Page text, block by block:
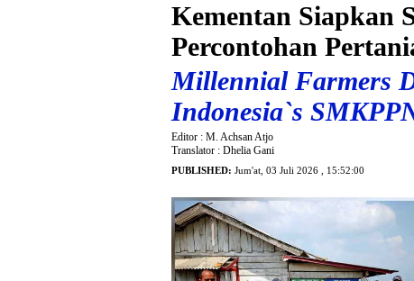
Kementan Siapkan
Percontohan
Millennial Farmers
Indonesia`s
Editor : M. Achsan Atjo
Translator : Dhelia Gani
PUBLISHED: Jum'at, 03 Juli 2026 , 15:52:00